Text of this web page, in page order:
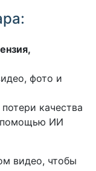
фото и
качества
помощью ИИ
видео, чтобы